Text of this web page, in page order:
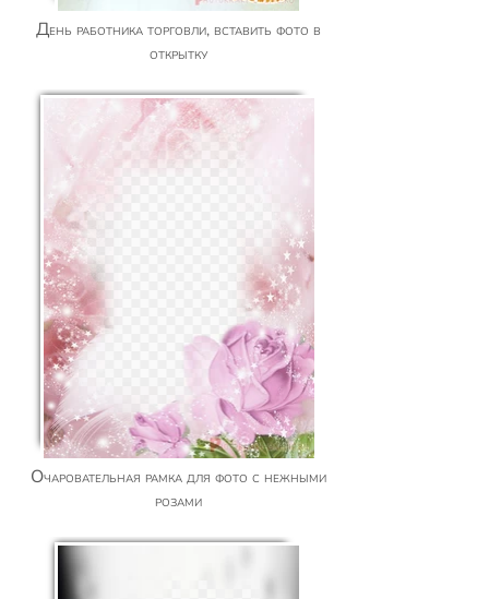
День работника торговли, вставить фото в
открытку
Очаровательная рамка для фото с нежными
розами